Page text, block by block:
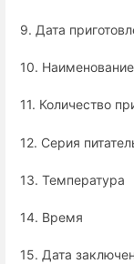
9. Дата
10.
11. Количество
12. Серия
13. Температура
14. Время
15. Дата